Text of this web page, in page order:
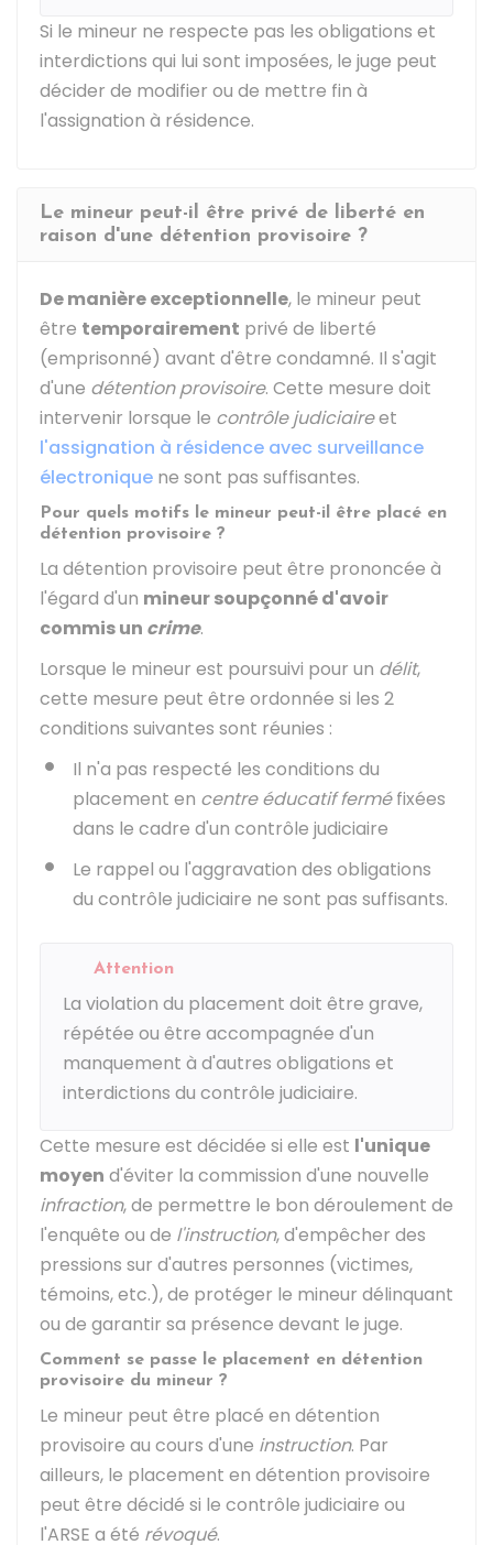
Si le mineur ne respecte pas les obligations et
interdictions qui lui sont imposées, le juge peut
décider de modifier ou de mettre fin à
l'assignation à résidence.
Le mineur peut-il être privé de liberté en
raison d'une détention provisoire ?
De manière exceptionnelle, le mineur peut
être temporairement privé de liberté
(emprisonné) avant d'être condamné. Il s'agit
d'une détention provisoire. Cette mesure doit
intervenir lorsque le contrôle judiciaireet
l'assignation à résidence avec surveillance
électronique ne sont pas suffisantes.
Pour quels motifs le mineur peut-il être placé en
détention provisoire ?
La détention provisoire peut être prononcée à
l'égard d'un mineur soupçonné d'avoir
commis un crime.
Lorsque le mineur est poursuivi pour un délit,
cette mesure peut être ordonnée si les 2
conditions suivantes sont réunies :
Il n'a pas respecté les conditions du
placement en centre éducatif ferméfixées
dans le cadre d'un contrôle judiciaire
Le rappel ou l'aggravation des obligations
du contrôle judiciaire ne sont pas suffisants.
Attention
La violation du placement doit être grave,
répétée ou être accompagnée d'un
manquement à d'autres obligations et
interdictions du contrôle judiciaire.
Cette mesure est décidée si elle est l'unique
moyen d'éviter la commission d'une nouvelle
infraction, de permettre le bon déroulement de
l'enquête ou de l'instruction, d'empêcher des
pressions sur d'autres personnes (victimes,
témoins, etc.), de protéger le mineur délinquant
ou de garantir sa présence devant le juge.
Comment se passe le placement en détention
provisoire du mineur ?
Le mineur peut être placé en détention
provisoire au cours d'une instruction. Par
ailleurs, le placement en détention provisoire
peut être décidé si le contrôle judiciaire ou
l'ARSE a été révoqué.